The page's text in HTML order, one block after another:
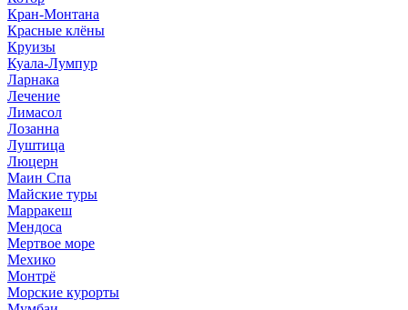
Кран-Монтана
Красные клёны
Круизы
Куала-Лумпур
Ларнака
Лечение
Лимасол
Лозанна
Луштица
Люцерн
Маин Спа
Майские туры
Марракеш
Мендоса
Мертвое море
Мехико
Монтрё
Морские курорты